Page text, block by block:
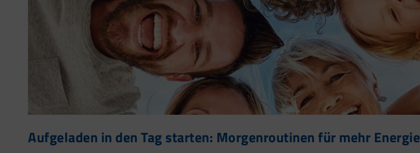
Aufgeladen in den Tag starten: Morgenroutinen für mehr Energie